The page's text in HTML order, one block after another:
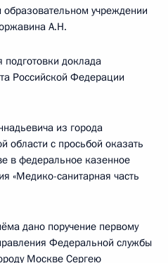
учреждении
А.Н.
доклада
Российской Федерации
из города
области с просьбой оказать
в федеральное казенное
«Медико-санитарная часть
дано поручение первому
Федеральной службы
Москве Сергею